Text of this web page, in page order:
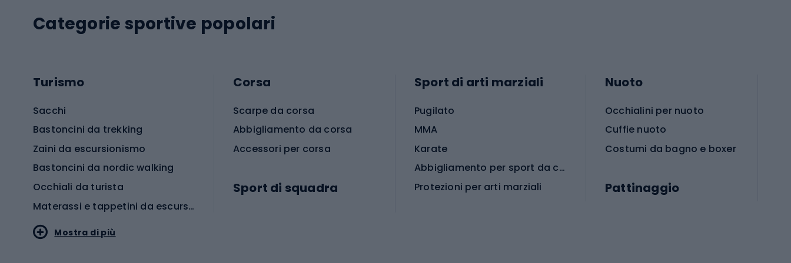
Categorie sportive popolari
Turismo
Sacchi
Bastoncini da trekking
Zaini da escursionismo
Bastoncini da nordic walking
Occhiali da turista
Materassi e tappetini da escursionismo
Corsa
Scarpe da corsa
Abbigliamento da corsa
Accessori per corsa
Sport di squadra
Sport di arti marziali
Pugilato
MMA
Karate
Abbigliamento per sport da combattimento
Protezioni per arti marziali
Nuoto
Occhialini per nuoto
Cuffie nuoto
Costumi da bagno e boxer
Pattinaggio
Mostra di più